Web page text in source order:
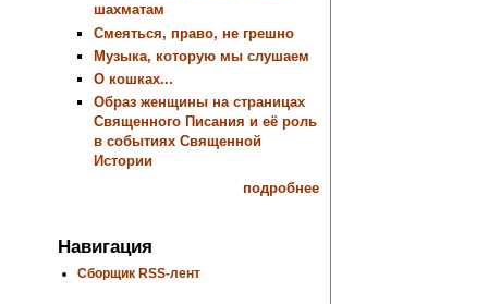
шахматам
Смеяться, право, не грешно
Музыка, которую мы слушаем
О кошках...
Образ женщины на страницах
Священного Писания и её роль
в событиях Священной
Истории
подробнее
Навигация
Сборщик RSS-лент